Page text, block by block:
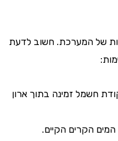
המערכת. חשוב לדעת
זמינה בתוך ארון
הקרים הקיים.